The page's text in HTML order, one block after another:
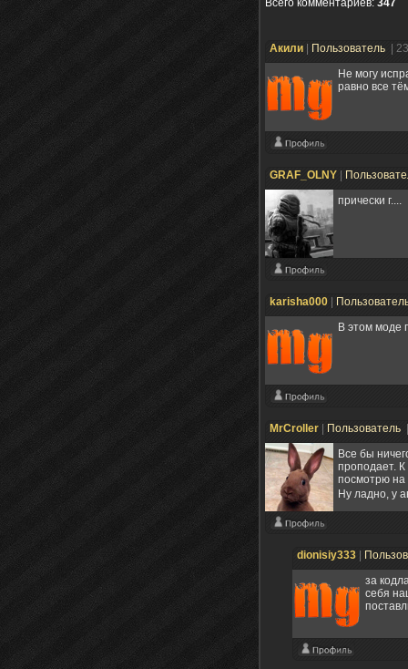
Всего комментариев: 347
Акили Пользователь
|
Не могу
равно все
GRAF_OLNY
прически г....
karisha000
В этом моде
MrCroller Пользователь
Все бы
проподает.
посмотрю на
Ну ладно, у
dionisiy333
за
себя